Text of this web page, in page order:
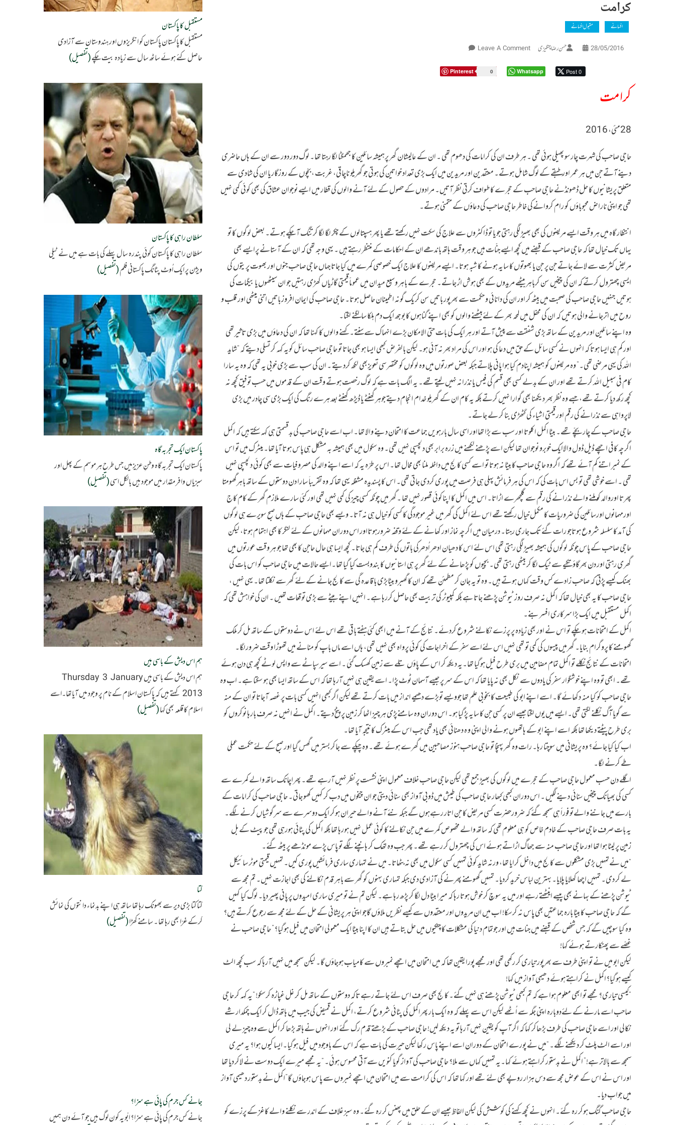
کرامت
افسانے مقبول افسانے
28/05/2016 حسن رضا چنگیزی Leave A Comment
On
Pinterest 0 Whatsapp Post 0
کرامت
28مئی، 2016
حاجی صاحب کی شہرت چارسو پھیلی ہوئی تھی ۔ ہر طرف ان کی کرامات کی دھوم تھی ۔ ان کے عالیشان گھر پرہمیشہ سائلین کا جھمگٹا لگا رہتا تھا۔ لوگ دور دور سے ان کے ہاں حاضری
دینے آتے جن میں ہر عمر اور طبقے کے لوگ شامل ہوتے۔ معتقدین اور مریدین میں ایک بڑی تعداد خواتین کی ہوتی جو گھریلو ناچاقی، غربت ،بچّوں کے روزگار یا ان کی شادی سے
متعلق پریشانیوں کا حل ڈھونڈنے حاجی صاحب کے حجرے کا طواف کرتی نظر آتیں۔ مرادوں کے حصول کے لئے آنے والوں کی قطار میں ایسے نوجوان عشاق کی بھی کوئی کمی نہیں
تھی جو اپنی ناراض محبوباؤں کو رام کروانےکی خاطر حاجی صاحب کی دعاؤں کے متمنی ہوتے۔
انتظار گاہ میں ہر وقت ایسے مریضوں کی بھی بھیڑ لگی رہتی جو یا تو ڈاکٹروں سے علاج کی سکت نہیں رکھتے تھے یا پھر ہسپتالوں کے چکر لگا لگا کر تنگ آچکے ہوتے۔ بعض لوگوں کا تو
یہاں تک خیال تھا کہ حاجی صاحب کے قبضے میں کچھ ایسے جنّات ہیں جو ہر وقت ہاتھ باندھےان کے احکامات کے منتظر رہتے ہیں ۔ یہی وجہ تھی کہ ان کے آستانے پرایسے بھی
مریض کثرت سے لائے جاتے جن پر جن یا بھوتوں کا سایہ ہونے کا شبہ ہوتا۔ ایسے مریضوں کا علاج ایک خصوصی کمرے میں کیا جاتا جہاں حاجی صاحب جنوں اور بھوت پریتوں کی
ایسی چھترول کرتے کہ ان کی چیخیں سن کرباہر بیٹھے مریدوں کے بھی ہوش اڑ جاتے۔ حجرے کے باہر وسیع میدان میں عموماََ قیمتی گاڑیاں کھڑی رہتیں جو ان سیٹھوں یا بیگمات کی
ہوتیں جنہیں حاجی صاحب کی صحبت میں بیٹھ کر اور ان کی دانائی و حکمت سے بھرپور باتیں سن کر یک گونہ اطمینان حاصل ہوتا۔ حاجی صاحب کی ایمان افروز باتیں اتنی میٹھی اور قلب و
روح میں اترجانے والی ہوتیں کہ ان کی محفل میں لمحہ بھر کے لئےبیٹھنے والوں کو بھی اپنے گناہوں کا بوجھ ایک دم ہلکا سالگنے لگتا۔
وہ اپنے سائلین اور مریدین کے ساتھ بڑی شفقت سے پیش آتے اور ہر ایک کی بات حتی الامکان بڑے انہماک سے سنتے۔ کہنے والوں کا کہنا تھا کہ ان کی دعاؤں میں بڑی تاثیر تھی
اور کم ہی ایسا ہوتا کہ انہوں نے کسی سائل کے حق میں دعا کی ہو اور اس کی مراد بھر نہ آئی ہو۔ لیکن بالفرض کبھی ایسا ہو بھی جاتا تو حاجی صاحب سائل کویہ کہہ کر تسلی دیتے کہ “شاید
اللہ کی یہی مرضی تھی۔” وہ مریضوں کو ہمیشہ اپنادم کیا ہوا پانی پلاتے جبکہ بعض صورتوں میں وہ لوگوں کو مختصر سی تعویزبھی لکھ کردیتے ۔ ان کی سب سے بڑی خوبی یہ تھی کہ وہ یہ سارا
کام فی سبیل اللہ کرتے تھے اور ان کے بدلے کسی بھی قسم کی فیس یا نذرانہ نہیں لیتے تھے۔ یہ الگ بات ہے کہ لوگ رخصت ہوتے وقت ان کے قدموں میں حسب توفیق کچھ نہ
کچھ رکھ دیا کرتے تھے، جسے وہ نظر بھر دیکھنا بھی گوارا نہیں کرتے بلکہ یہ کام ان کے گھریلو خدام انجام دیتے جوہر گھنٹے یا ڈیڑھ گھنٹے بعد ہرے رنگ کی ایک بڑی سی چادر میں بڑی
لاپرواہی سے نذرانے کی رقم اور قیمتی اشیاء کی گٹھڑی بنا کر لے جاتے۔
حاجی صاحب کے چار بچّے تھے۔ بیٹا اکمل اکلوتا اور سب سے بڑا تھااور اسی سال بارہویں جماعت کا امتحان دینے والا تھا۔ اب اسے حاجی صاحب کی بدقسمتی ہی کہہ سکتے ہیں کہ اکمل
اگرچہ کافی اچھے ڈیل ڈول والاایک خوبرو نوجوان تھا لیکن اسے پڑھنے لکھنے میں زرہ برابر بھی دلچسپی نہیں تھی۔ وہ سکول میں بھی ہمیشہ بہ مشکل ہی پاس ہوتا آیا تھا۔ میٹرک میں تو اس
کے نمبر اتنے کم آئے تھے کہ اگر وہ حاجی صاحب کا بیٹا نہ ہوتا تو اسے کسی کالج میں داخلہ ملنا بھی محال تھا۔ اس پر طرّہ یہ کہ اسے اپنے والد کی مصروفیات سے بھی کوئی دلچسپی نہیں
تھی ۔ اسے خوشی تھی تو بس اس بات کی کہ اس کی ہر فرمائش پہلی ہی فرصت میں پوری کردی جاتی تھی۔ اس کا پسندیدہ مشغلہ یہی تھا کہ وہ تقریباَ سارا دن دوستوں کے ساتھ باہرگھومتا
پھرتا اوروالد کو ملنے والے نذرانے کی رقم سے گلچھرے اڑاتا۔ اس میں اکمل کا اپناکوئی قصور نہیں تھا ۔گھر میں چونکہ کسی چیز کی کمی نہیں تھی اور کئی سارے ملازم گھر کے کام کاج
اورمہمانوں اورسائلین کی ضروریات کا مکمل خیال رکھتے تھے اس لئے اکمل کی گھر میں غیر موجودگی کا کسی کو خیال ہی نہ آتا۔ ویسے بھی حاجی صاحب کے ہاں صبح سویرے ہی لوگوں
کی آمد کا سلسلہ شروع ہوتاجو رات گئے تک جاری رہتا۔ درمیان میں اگرچہ نماز اور کھانے کے لئے وقفہ ضرورہوتااور اس دوران مہمانوں کے لئے لنگر کا بھی اہتمام ہوتا، لیکن
حاجی صاحب کے پاس چونکہ لوگوں کی ہمیشہ بھیڑ لگی رہتی تھی اس لئے اس کا دھیان ادھر اُدھرکی باتوں کی طرف کم ہی جاتا۔ کچھ ایسا ہی حال حاجن کا بھی تھا جو ہر وقت عورتوں میں
گھری رہتی اور دن بھرگاؤ تکیے سے ٹیک لگا کر بیٹھی رہتی تھی۔ بچیوں کو پڑھانے کے لئے گھر پر ہی استانیوں کا بندوبست کیا گیا تھا۔ایسے حالات میں حاجی صاحب کو اس بات کی
بھنک کیسے پڑتی کہ صاحب زادے کس وقت کہاں ہوتے ہیں۔ وہ تو یہ جان کر مطمئن تھے کہ ان کا گھبرو بیٹابڑی باقاعدہ گی سے کالج جانے کے لئے گھر سے نکلتا تھا۔ یہی نہیں ،
حاجی صاحب کا یہ بھی خیال تھاکہ اکمل نہ صرف روز ٹیوشن پڑھنے جاتا ہے بلکہ کمپیوٹر کی تربیت بھی حاصل کررہا ہے۔ انہیں اپنے بیٹے سے بڑی توقعات تھیں ۔ ان کی خواہش تھی کہ
اکمل مستقبل میں ایک بڑا سرکاری افسر بنے۔
اکمل کے امتحانات ہوچکے تو اس نے اور بھی زیادہ پر پرزے نکالنے شروع کردئے۔ نتائج کے آنے میں ابھی کئی ہفتے باقی تھے اس لئے اس نے دوستوں کے ساتھ مل کر ملک
گھومنے کا پروگرام بنایا۔ گھرمیں پیسوں کی کمی تو تھی نہیں اس لئےاسے سفر کے اخراجات کی کوئی پرواہ بھی نہیں تھی، ہاں اسے ماں باپ کو منانے میں تھوڑا وقت ضرورلگا۔
امتحانات کے نتائج نکلے تو اکمل تمام مضامین میں بری طرح فیل ہوگیا تھا۔یہ دیکھ کر اس کے پاؤں تلے سے زمین کھسک گئی ۔ اسے سیرسپاٹے سے واپس لوٹے کچھ ہی دن ہوئے
تھے۔ ابھی تو وہ اپنے خوشگوار سفر کی یادوں سے نکل بھی نہ پایا تھا کہ اس کے سر پر جیسے آسمان ٹوٹ پڑا۔ اسے یقین ہی نہیں آرہا تھا کہ اس کے ساتھ ایسا بھی ہو سکتا ہے۔ اب وہ
حاجی صاحب کو کیا منہ دکھائے گا۔ اسے اپنے ابو کی طبیعت کا بخوبی علم تھا جوویسے توبڑے دھیمے انداز میں بات کرتے تھےلیکن اگر کبھی انہیں کسی بات پر غصہ آجاتا تو ان کے منہ
سے گویا آگ نکلنے لگتی تھی۔ ایسے میں یوں لگتا جیسے ان پر کسی جن کا سایہ پڑگیا ہو۔ اس دوران وہ سامنےپڑی ہر چیز اٹھا کر زمین پر پٹخ دیتے۔ اکمل نے انہیں نہ صرف بارہا نوکروں کو
بری طرح پیٹتے دیکھا تھا بلکہ اسے اپنے ابو کے ہاتھوں ہونے والی اپنی و ہ دھنائی بھی یاد تھی جب اس کے میٹرک کا نتیجہ آیا تھا۔
اب کیا کیا جائے؟ وہ پریشانی میں سوچتا رہا۔ رات وہ گھر پہنچا تو حاجی صاحب ہنوز مصاحبین میں گھرے ہوئے تھے۔ وہ چپکے سے جاکر بستر میں گھس گیا اور صبح کے لئے حکمت عملی
طے کرنے لگا۔
اگلے دن حسب معمول حاجی صاحب کے حجرے میں لوگوں کی بھیڑ جمع تھی لیکن حاجی صاحب خلاف معمول اپنی نشست پر نظر نہیں آرہے تھے۔ پھراچانک ساتھ والے کمرے سے
کسی کی بھیانک چیخیں سنائی دینے لگیں ۔ اس دوران کبھی کبھار حاجی صاحب کی طیش میں ڈوبی آواز بھی سنائی دیتی جو ان چیخوں میں دب کر کہیں کھو جاتی۔ حاجی صاحب کی کرامات کے
بارے میں جاننے والےتوفوراََ ہی سمجھ گئے کہ ضرورحضرت کسی مریض کا جن اتار رہےہوں گے جبکہ نئے آنے والے حیران ہوکر ایک دوسرے سے سرگوشیاں کرنے لگے۔
یہ بات صرف حاجی صاحب کے خادم خاص کو ہی معلوم تھی کہ ساتھ والے مخصوص کمرے میں جن نکالنے کا کوئی عمل نہیں ہورہا تھا بلکہ اکمل کی پٹائی ہورہی تھی جو پیٹ کے بل
زمین پر لیٹا ہوا تھا اور حاجی صاحب منہ سے جھاگ اڑاتے ہوئے اس کی چھترول کر رہے تھے۔ پھر جب وہ تھک کر ہانپنے لگے تو پاس پڑے مونڈھے پر بیٹھ گئے۔
“میں نےتمہیں بڑی مشکلوں سے کالج میں داخل کرایا تھا، ورنہ شاید کوئی تمہیں کسی سکول میں بھی نہ بٹھاتا۔ میں نے تمہاری ساری فرمائشیں پوری کیں۔ تمہیں قیمتی موٹر سائیکل
لے کر دی۔ تمہیں اچھا کھلایا پلایا۔ بہترین لباس خرید کردیا۔ تمہیں گھومنے پھرنے کی آزادی دی جبکہ تمہاری بہنوں کو گھر سے باہر قدم نکالنے کی بھی اجازت نہیں۔ تم مجھ سے
ٹیوشن پڑھنے کے بہانے بھی پیسے اینٹھتے رہے اور میں یہ سوچ کر خوش ہوتا رہا کہ میرا بیٹا دل لگا کر پڑھ رہا ہے۔ لیکن تم نے تو میری ساری امیدوں پر پانی پھیر دیا۔ لوگ کیا کہیں
گے کہ حاجی صاحب کا بیٹا بارہ جماعتیں بھی پاس نہ کرسکا! اب میں ان مریدوں اور معتقدوں سے کیسے نظریں ملاؤں گاجو اپنی ہر پریشانی کے حل کے لئے مجھ سے رجوع کرتے ہیں؟
وہ کیا سوچیں گے کہ جس شخص کے قبضے میں جنات ہیں اور جوتمام دنیا کی مشکلات کا چٹکیوں میں حل بتاتے ہیں ان کا اپنا بیٹا ایک معمولی امتحان میں فیل ہوگیا؟” حاجی صاحب نے
غصّے سے پھنکارتے ہوئے کہا!
لیکن ابو میں نے تو اپنی طرف سے بھرپور تیاری کر رکھی تھی اور مجھے پورا یقین تھا کہ میں امتحان میں اچھے نمبروں سے کامیاب ہوجاؤں گا۔ لیکن سمجھ میں نہیں آرہا کہ سب کچھ الٹ
کیسے ہوگیا؟اکمل نے کراہتے ہوئے دھیمی آواز میں کہا!
“کیسی تیاری؟ مجھے تو ابھی معلوم ہوا ہے کہ تم کبھی ٹیوشن پڑھنے ہی نہیں گئے۔ کالج بھی صرف اس لئے جاتے رہے تاکہ دوستوں کے ساتھ مل کر غل غپاڑہ کرسکو! “یہ کہہ کر حاجی
صاحب اسے مارنے کے لئےدوبارہ اپنی جگہ سے اُٹھے لیکن اس سے پہلے کہ وہ ایک بار پھراکمل کی پٹائی شروع کرتے، اکمل نے قمیض کی جیب میں ہاتھ ڈال کر ایک چمکدار شے
نکالی اور اسے حاجی صاحب کی طرف بڑھاکر کہا کہ اگر آپ کو یقین نہیں آرہا تو یہ دیکھ لیں! حاجی صاحب کے بڑھتے قدم رک گئے اور انہوں نےہاتھ بڑھا کر اکمل سے وہ چیز لے لی
اور اسے الٹ پلٹ کر دیکھنے لگے۔ “میں نے پورے امتحان کے دوران اسے اپنے پاس رکھا لیکن حیرت کی بات ہے کہ اس کے باوجود میں فیل ہوگیا۔ایسا کیوں ہوا؟ یہ میری
سمجھ سے بالاتر ہے!” اکمل نے بدستور کراہتے ہوئے کہا۔یہ تمہیں کہاں سے ملا؟ حاجی صاحب کی آواز گویا کنویں سے آتی محسوس ہوئی۔ “یہ مجھے میرے ایک دوست نے لاکر دیا تھا
اور اس نے اس کے عوض مجھ سے دس ہزار روپے بھی لئے تھے اور کہا تھا کہ اس کی کرامت سے میں امتحان میں اچھے نمبروں سے پاس ہوجاؤں گا”اکمل نے بدستور دھیمی آواز
میں جواب دیا۔
حاجی صاحب گنگ ہوکر رہ گئے۔ انہوں نے کچھ کہنے کی کوشش کی لیکن الفاظ جیسے ان کے حلق میں پھنس کر رہ گئے۔ وہ سبز غلاف کے اندر سے نکلنے والے کاغز کے پرزے کو
مستقبل کا پاکستان
مستقبل کا پاکستان پاکستان کو انگریزوں اور ہندوستان سے آزادی
حاصل کئے ہوئے ساٹھ سال سے زیادہ بیت چکے(تفصیل)
سلطان راہی کا پاکستان
سلطان راہی کا پاکستان کوئی پندرہ سال پہلے کی بات ہے میں نے ٹیلی
ویژن پر ایک اُوٹ پٹانگ پاکستانی فلم(تفصیل)
پاکستان ایک تجربہ گاہ
پاکستان ایک تجربہ گاہ وطنِ عزیزمیں جس طرح ہر موسم کے پھل اور
سبزیاں وافر مقدار میں موجود ہیں بالکل اسی(تفصیل)
ہم اس دیش کے باسی ہیں
ہم اس دیش کے باسی ہیں Thursday 3 January
2013 کہتے ہیں کہ پاکستان اسلام کے نام پر وجود میں آیاتھا۔اسے
اسلام کا قلعہ بھی کہا(تفصیل)
کتا
کتا کتا بڑی دیر سے بھونک رہا تھا ساتھ ہی اپنے بدنماء دانتوں کی نمائش
کرکے غرّا بھی رہا تھا ۔ سامنے کھڑا(تفصیل)
جانے کس جرم کی پائی ہے سزا؟
جانے کس جرم کی پائی ہے سزا؟ ابّو یہ کون لوگ ہیں جو آئے دن ہمیں